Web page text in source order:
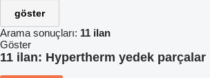
göster
Arama sonuçları: 11 ilan
Göster
11 ilan: Hypertherm yedek parçalar